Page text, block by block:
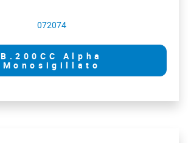
072074
B.200CC Alpha
Monosigillato